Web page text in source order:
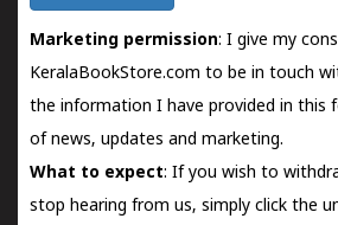
Marketing permission: I give my
KeralaBookStore.com to be in touch
the information I have provided in this
of news, updates and marketing.
What to expect: If you wish to
stop hearing from us, simply click the